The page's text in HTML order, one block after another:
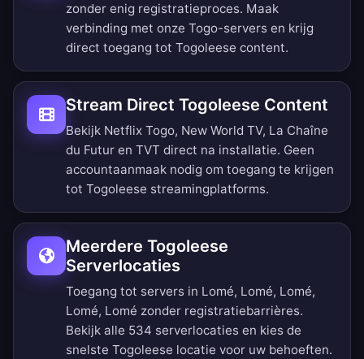
zonder enig registratieproces. Maak
verbinding met onze Togo-servers en krijg
direct toegang tot Togoleese content.
Stream Direct Togoleese Content
Bekijk Netflix Togo, New World TV, La Chaîne
du Futur en TVT direct na installatie. Geen
accountaanmaak nodig om toegang te krijgen
tot Togoleese streamingplatforms.
Meerdere Togoleese
Serverlocaties
Toegang tot servers in Lomé, Lomé, Lomé,
Lomé, Lomé zonder registratiebarrières.
Bekijk alle 534 serverlocaties en kies de
snelste Togoleese locatie voor uw behoeften.